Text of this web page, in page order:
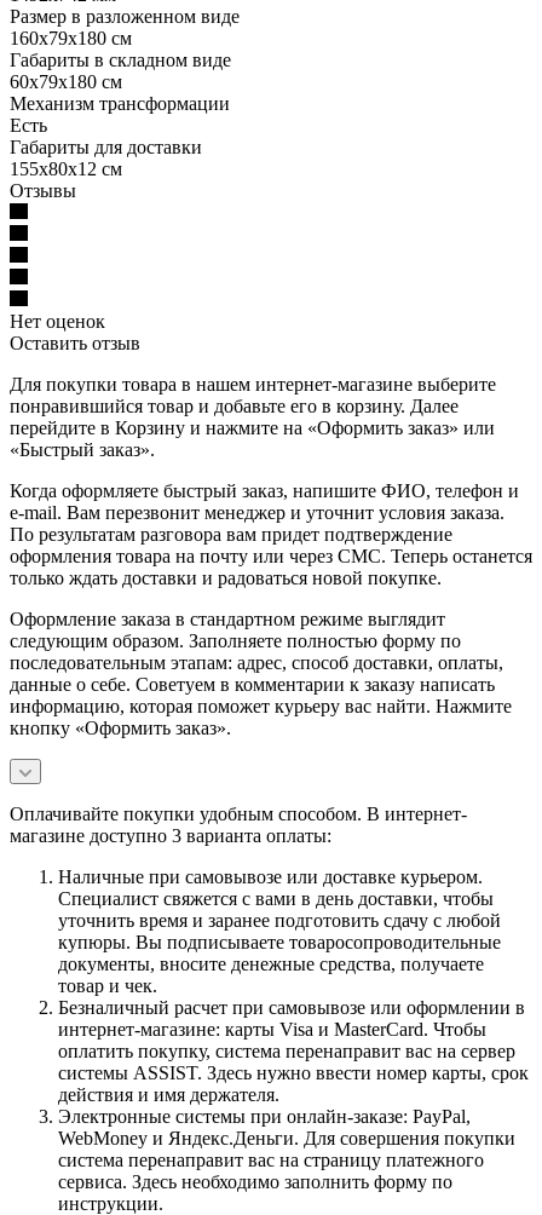
Размер в разложенном виде
160х79х180 см
Габариты в складном виде
60х79х180 см
Механизм трансформации
Есть
Габариты для доставки
155x80x12 см
Отзывы
Нет оценок
Оставить отзыв
Для покупки товара в нашем интернет-магазине выберите
понравившийся товар и добавьте его в корзину. Далее
перейдите в Корзину и нажмите на «Оформить заказ» или
«Быстрый заказ».
Когда оформляете быстрый заказ, напишите ФИО, телефон и
e-mail. Вам перезвонит менеджер и уточнит условия заказа.
По результатам разговора вам придет подтверждение
оформления товара на почту или через СМС. Теперь останется
только ждать доставки и радоваться новой покупке.
Оформление заказа в стандартном режиме выглядит
следующим образом. Заполняете полностью форму по
последовательным этапам: адрес, способ доставки, оплаты,
данные о себе. Советуем в комментарии к заказу написать
информацию, которая поможет курьеру вас найти. Нажмите
кнопку «Оформить заказ».
Оплачивайте покупки удобным способом. В интернет-
магазине доступно 3 варианта оплаты:
Наличные при самовывозе или доставке курьером.
Специалист свяжется с вами в день доставки, чтобы
уточнить время и заранее подготовить сдачу с любой
купюры. Вы подписываете товаросопроводительные
документы, вносите денежные средства, получаете
товар и чек.
Безналичный расчет при самовывозе или оформлении в
интернет-магазине: карты Visa и MasterCard. Чтобы
оплатить покупку, система перенаправит вас на сервер
системы ASSIST. Здесь нужно ввести номер карты, срок
действия и имя держателя.
Электронные системы при онлайн-заказе: PayPal,
WebMoney и Яндекс.Деньги. Для совершения покупки
система перенаправит вас на страницу платежного
сервиса. Здесь необходимо заполнить форму по
инструкции.